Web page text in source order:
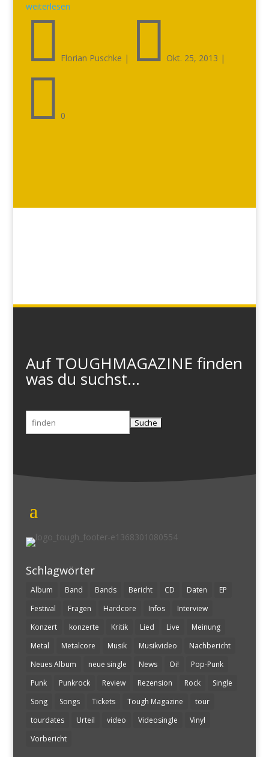
weiterlesen
 Florian Puschke |  Okt. 25, 2013 |
 0
Auf TOUGHMAGAZINE finden
was du suchst...
Suchen
nach:
Schlagwörter
Album Band Bands Bericht CD Daten
EP
Festival
Fragen Hardcore Infos
Interview
Konzert
konzerte Kritik Lied Live
Meinung
Metal
Metalcore Musik Musikvideo
Nachbericht
Neues Album
neue single News Oi!
Pop-Punk
Punk
Punkrock Review Rezension Rock
Single
Song
Songs Tickets Tough Magazine
tour
tourdates
Urteil video Videosingle
Vinyl
Vorbericht